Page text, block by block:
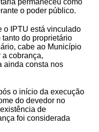
permaneceu como
o poder público.
o IPTU está vinculado
do proprietário
cabe ao Município
cobrança,
ainda consta nos
o início da execução
do devedor no
de
foi considerada